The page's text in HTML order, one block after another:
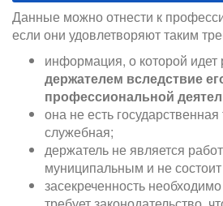
Данные можно отнести к
если они удовлетворяют таким
информация, о которой идет
держателем вследствие
профессиональной
она не есть
служебная;
держатель не является
муниципальным и не
засекреченность